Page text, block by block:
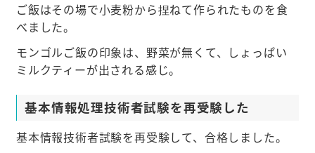
ご飯はその場で小麦粉から捏ねて作られたものを食
べました。
モンゴルご飯の印象は、野菜が無くて、しょっぱい
ミルクティーが出される感じ。
基本情報処理技術者試験を再受験した
基本情報技術者試験を再受験して、合格しました。